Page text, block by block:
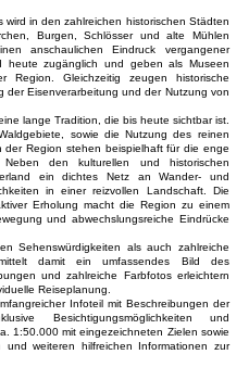
in den zahlreichen historischen Städten
Burgen, Schlösser und alte Mühlen
anschaulichen Eindruck vergangener
heute zugänglich und geben als Museen
Region. Gleichzeitig zeugen historische
Eisenverarbeitung und der Nutzung von
lange Tradition, die bis heute sichtbar ist.
sowie die Nutzung des reinen
der Region stehen beispielhaft für die enge
den kulturellen und historischen
ein dichtes Netz an Wander- und
in einer reizvollen Landschaft. Die
Erholung macht die Region zu einem
und abwechslungsreiche Eindrücke
Sehenswürdigkeiten als auch zahlreiche
damit ein umfassendes Bild des
und zahlreiche Farbfotos erleichtern
Reiseplanung.
Infoteil mit Beschreibungen der
Besichtigungsmöglichkeiten und
1:50.000 mit eingezeichneten Zielen sowie
und weiteren hilfreichen Informationen zur